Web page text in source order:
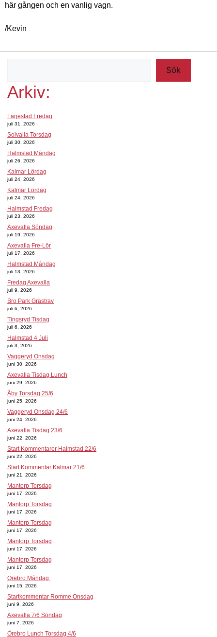
här gången och en vanlig vagn.
/Kevin
Sök
Arkiv:
Färjestad Fredag
juli 31, 2026
Solvalla Torsdag
juli 30, 2026
Halmstad Måndag
juli 26, 2026
Kalmar Lördag
juli 24, 2026
Kalmar Lördag
juli 24, 2026
Halmstad Fredag
juli 23, 2026
Axevalla Söndag
juli 19, 2026
Axevalla Fre-Lör
juli 17, 2026
Halmstad Måndag
juli 13, 2026
Fredag Axevalla
juli 9, 2026
Bro Park Grästrav
juli 6, 2026
Tingsryd Tisdag
juli 6, 2026
Halmstad 4 Juli
juli 3, 2026
Vaggeryd Onsdag
juni 30, 2026
Axevalla Tisdag Lunch
juni 29, 2026
Åby Torsdag 25/6
juni 25, 2026
Vaggeryd Onsdag 24/6
juni 24, 2026
Axevalla Tisdag 23/6
juni 22, 2026
Start Kommentarer Halmstad 22/6
juni 22, 2026
Start Kommentar Kalmar 21/6
juni 21, 2026
Mantorp Torsdag
juni 17, 2026
Mantorp Torsdag
juni 17, 2026
Mantorp Torsdag
juni 17, 2026
Mantorp Torsdag
juni 17, 2026
Mantorp Torsdag
juni 17, 2026
Örebro Måndag
juni 15, 2026
Startkommentar Romme Onsdag
juni 9, 2026
Axevalla 7/6 Söndag
juni 7, 2026
Örebro Lunch Torsdag 4/6